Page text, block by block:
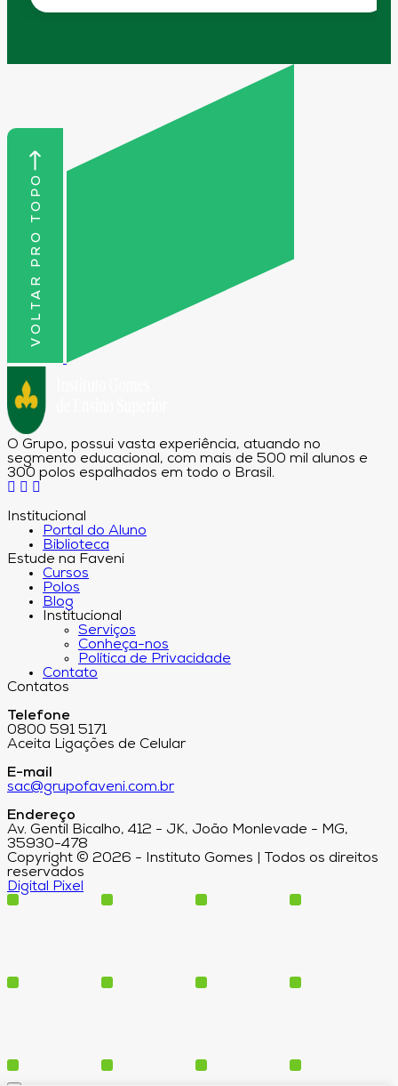
VOLTAR PRO TOPO
O Grupo, possui vasta experiência, atuando no
segmento educacional, com mais de 500 mil alunos e
300 polos espalhados em todo o Brasil.
Institucional
Portal do Aluno
Biblioteca
Estude na Faveni
Cursos
Polos
Blog
Institucional
Serviços
Conheça-nos
Política de Privacidade
Contato
Contatos
Telefone
0800 591 5171
Aceita Ligações de Celular
E-mail
sac@grupofaveni.com.br
Endereço
Av. Gentil Bicalho, 412 - JK, João Monlevade - MG,
35930-478
Copyright © 2026 - Instituto Gomes | Todos os direitos
reservados
Digital Pixel